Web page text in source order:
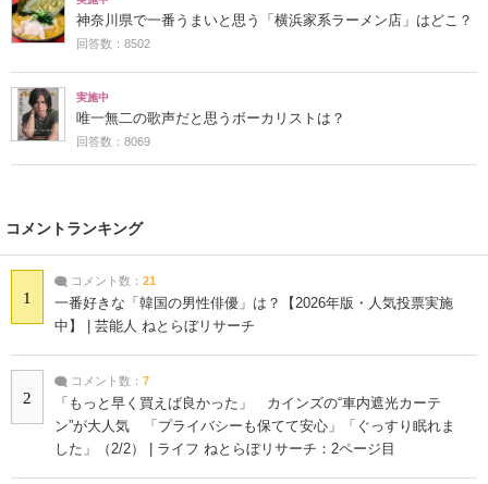
神奈川県で一番うまいと思う「横浜家系ラーメン店」はどこ？
回答数：8502
実施中
唯一無二の歌声だと思うボーカリストは？
回答数：8069
コメントランキング
1
コメント数： 21
一番好きな「韓国の男性俳優」は？【2026年版・人気投票実施
中】 | 芸能人 ねとらぼリサーチ
2
コメント数： 7
「もっと早く買えば良かった」 カインズの“車内遮光カーテ
ン”が大人気 「プライバシーも保てて安心」「ぐっすり眠れま
した」（2/2） | ライフ ねとらぼリサーチ：2ページ目